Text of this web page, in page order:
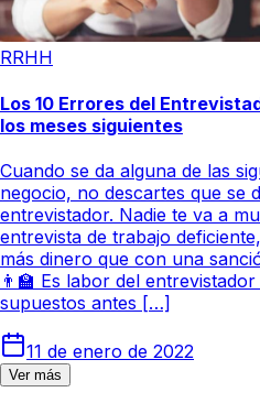
RRHH
Los 10 Errores del
los meses siguientes
Cuando se da alguna de las
negocio, no descartes que se
entrevistador. Nadie te va a
entrevista de trabajo
más dinero que con una
👨‍🏫 Es labor del
supuestos antes […]
11 de enero de 2022
Ver más